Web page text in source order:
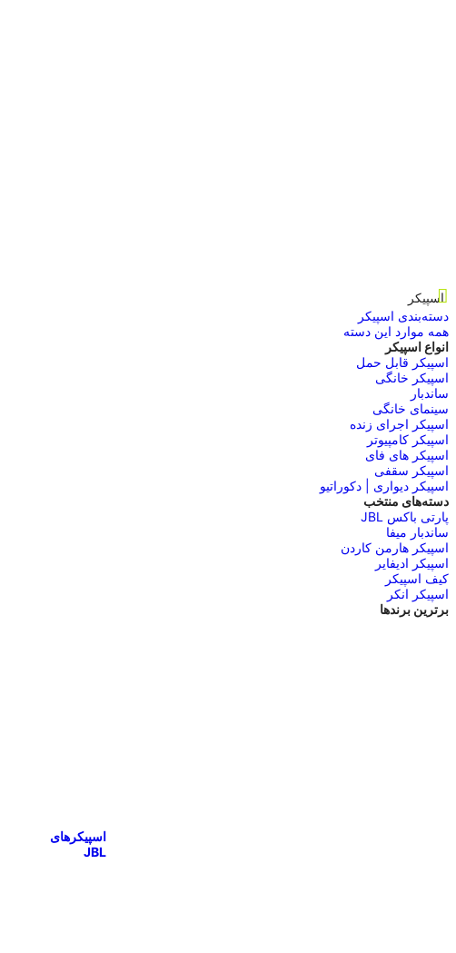
اسپیکر
دسته‌بندی اسپیکر
همه موارد این دسته
انواع اسپیکر
اسپیکر قابل حمل
اسپیکر خانگی
ساندبار
سینمای خانگی
اسپیکر اجرای زنده
اسپیکر کامپیوتر
اسپیکر های فای
اسپیکر سقفی
اسپیکر دیواری | دکوراتیو
دسته‌های منتخب
پارتی باکس JBL
ساندبار میفا
اسپیکر هارمن کاردن
اسپیکر ادیفایر
کیف اسپیکر
اسپیکر انکر
برترین برندها
اسپیکرهای
JBL